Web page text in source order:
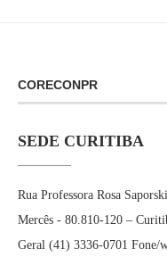
CORECONPR
SEDE CURITIBA
Rua Professora Rosa
Mercês - 80.810-120 –
Geral (41) 3336-0701 Fone/